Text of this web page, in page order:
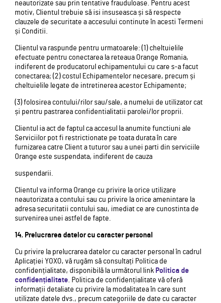
neautorizate sau prin tentative frauduloase. Pentru acest
motiv, Clientul trebuie să isi insuseasca și să respecte
clauzele de securitate a accesului continute în acesti Termeni
și Conditii.
Clientul va raspunde pentru urmatoarele: (1) cheltuielile
efectuate pentru conectarea la reteaua Orange Romania,
indiferent de producatorul echipamentului cu care s-a facut
conectarea; (2) costul Echipamentelor necesare, precum și
cheltuielile legate de intretinerea acestor Echipamente;
(3) folosirea contului/rilor sau/sale, a numelui de utilizator cat
și pentru pastrarea confidentialitatii parolei/lor proprii.
Clientul ia act de faptul ca accesul la anumite functiuni ale
Serviciilor pot fi restrictionate pe toata durata în care
furnizarea catre Client a tuturor sau a unei parti din serviciile
Orange este suspendata, indiferent de cauza
suspendarii.
Clientul va informa Orange cu privire la orice utilizare
neautorizata a contului sau cu privire la orice amenintare la
adresa securitatii contului sau, imediat ce are cunostinta de
survenirea unei astfel de fapte.
14. Prelucrarea datelor cu caracter personal
Cu privire la prelucrarea datelor cu caracter personal în cadrul
Aplicației YOXO, vă rugăm să consultați Politica de
confidențialitate, disponibilă la următorul link Politica de
confidențialitate . Politica de confidențialitate vă oferă
informații detaliate cu privire la modalitatea în care sunt
utilizate datele dvs., precum categoriile de date cu caracter